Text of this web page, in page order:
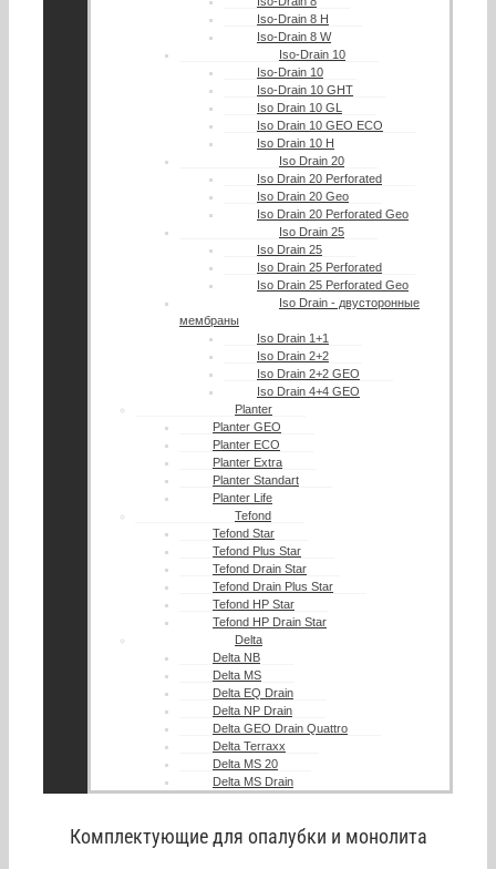
Iso-Drain 8 Н
Iso-Drain 8 W
Iso-Drain 10
Iso-Drain 10
Iso-Drain 10 GHT
Iso Drain 10 GL
Iso Drain 10 GEO ECO
Iso Drain 10 H
Iso Drain 20
Iso Drain 20 Perforated
Iso Drain 20 Geo
Iso Drain 20 Perforated Geo
Iso Drain 25
Iso Drain 25
Iso Drain 25 Perforated
Iso Drain 25 Perforated Geo
Iso Drain - двусторонные
мембраны
Iso Drain 1+1
Iso Drain 2+2
Iso Drain 2+2 GEO
Iso Drain 4+4 GEO
Planter
Planter GEO
Planter ECO
Planter Extra
Planter Standart
Planter Life
Tefond
Tefond Star
Tefond Plus Star
Tefond Drain Star
Tefond Drain Plus Star
Tefond HP Star
Tefond HP Drain Star
Delta
Delta NB
Delta MS
Delta EQ Drain
Delta NP Drain
Delta GEO Drain Quattro
Delta Terraxx
Delta MS 20
Delta MS Drain
Комплектующие для опалубки и монолита